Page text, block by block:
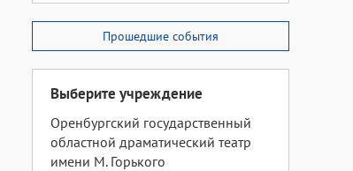
Прошедшие события
Выберите учреждение
Оренбургский государственный
областной драматический театр
имени М. Горького